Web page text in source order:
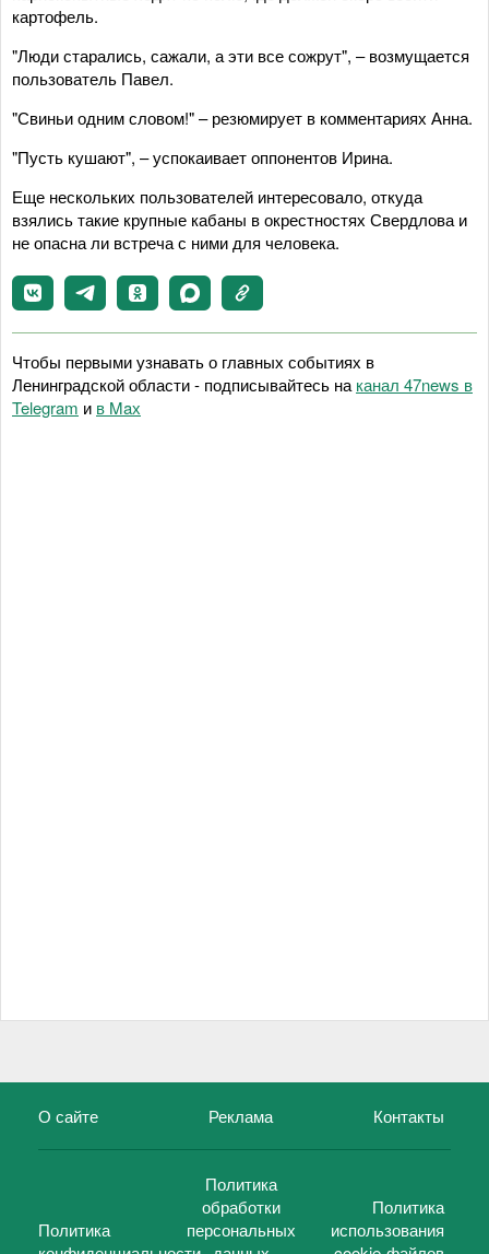
картофель.
"Люди старались, сажали, а эти все сожрут", – возмущается
пользователь Павел.
"Свиньи одним словом!" – резюмирует в комментариях Анна.
"Пусть кушают", – успокаивает оппонентов Ирина.
Еще нескольких пользователей интересовало, откуда
взялись такие крупные кабаны в окрестностях Свердлова и
не опасна ли встреча с ними для человека.
Чтобы первыми узнавать о главных событиях в
Ленинградской области - подписывайтесь на канал 47news в
Telegram и в Maх
О сайте Реклама Контакты
Политика
Политика
обработки
персональных
Политика
использования